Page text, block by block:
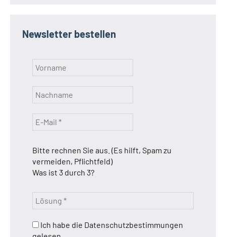
Newsletter bestellen
Bitte rechnen Sie aus. (Es hilft, Spam zu
vermeiden, Pflichtfeld)
Was ist 3 durch 3?
Ich habe die Datenschutzbestimmungen